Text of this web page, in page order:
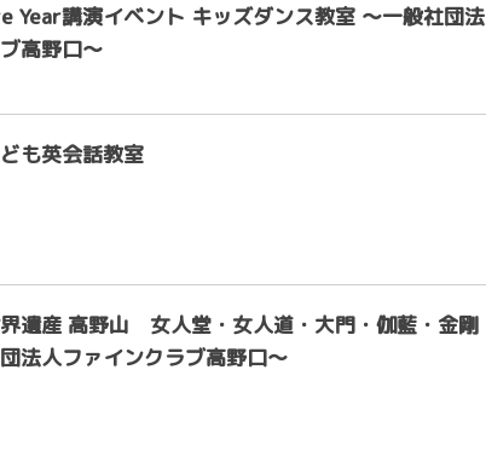
Year講演イベント キッズダンス教室 ～一般社団法
高野口～
も英会話教室
界遺産 高野山 女人堂・女人道・大門・伽藍・金剛
法人ファインクラブ高野口～